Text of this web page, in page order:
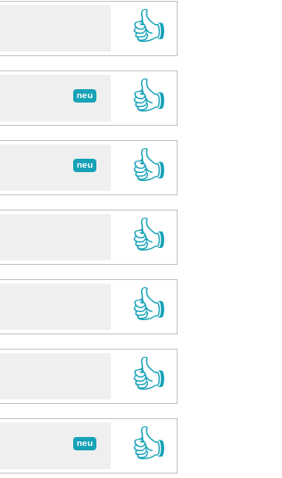
👍
neu
👍
neu
👍
👍
👍
👍
neu
👍